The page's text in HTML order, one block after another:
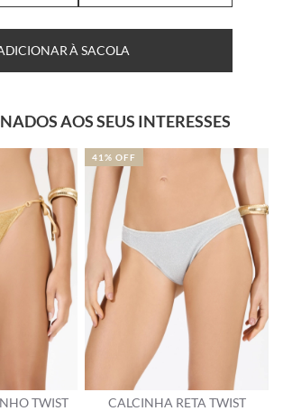
À SACOLA
AOS SEUS INTERESSES
RETA TWIST
CALCINHA LACINHO UP
50% OFF